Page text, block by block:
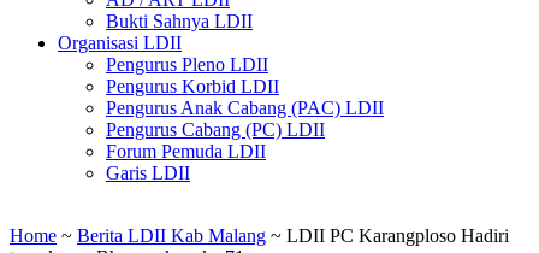
Bukti Sahnya LDII
Organisasi LDII
Pengurus Pleno LDII
Pengurus Korbid LDII
Pengurus Anak Cabang (PAC) LDII
Pengurus Cabang (PC) LDII
Forum Pemuda LDII
Garis LDII
Home ~ Berita LDII Kab Malang ~ LDII PC Karangploso Hadiri